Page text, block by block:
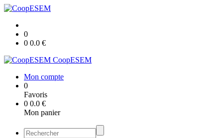
0
0 0.0 €
CoopESEM
Mon compte
0
Favoris
0 0.0 €
Mon panier